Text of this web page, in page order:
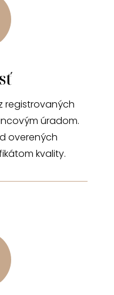
registrovaných
úradom.
overených
kvality.